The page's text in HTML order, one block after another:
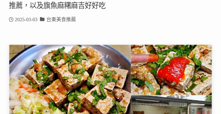
推薦，以及旗魚麻糬麻吉好好吃
2025-03-03 台東美食推薦